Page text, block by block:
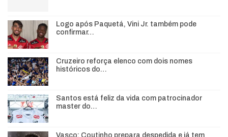
Logo após Paquetá, Vini Jr. também pode
confirmar…
Cruzeiro reforça elenco com dois nomes
históricos do…
Santos está feliz da vida com patrocinador
master do…
Vasco: Coutinho prepara despedida e já tem